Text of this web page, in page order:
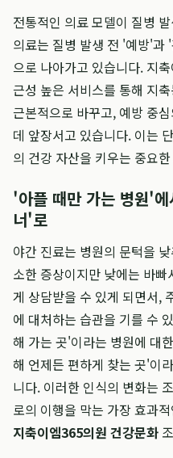
전통적인 의료 모델이 질병
의료는 질병 발생 전 '예방'과
으로 나아가고 있습니다. 지
근성 높은 서비스를 통해 지
근본적으로 바꾸고, 예방 중
데 앞장서고 있습니다. 이는
의 건강 자산을 키우는 중요
'아플 때만 가는 병원'
너'로
야간 진료는 병원의 문턱을
소한 증상이지만 낮에는 바
게 상담받을 수 있게 되면서,
에 대처하는 습관을 기를 수
해 가는 곳'이라는 병원에 대
해 언제든 편하게 찾는 곳'이
니다. 이러한 인식의 변화는
로의 이행을 막는 가장 효과
지축이엠365의원 건강문화